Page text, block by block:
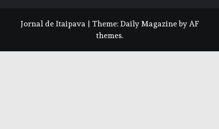
Jornal de Itaipava Theme: Daily Magazineby AF
themes.